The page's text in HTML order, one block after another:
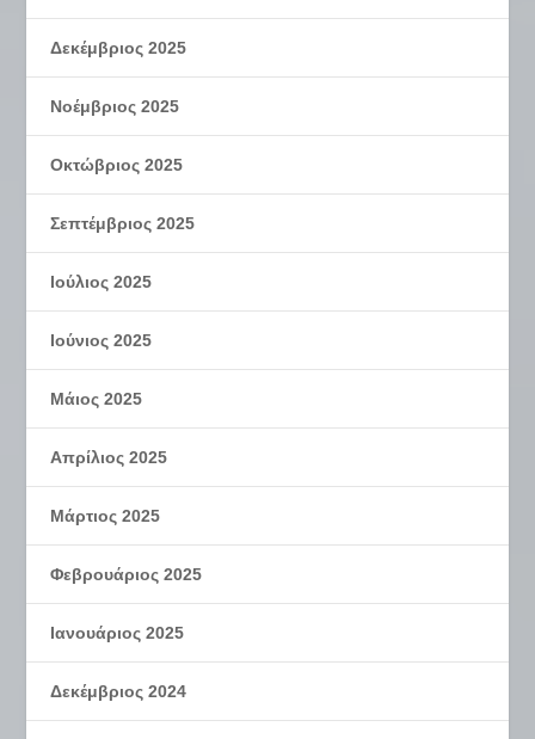
Δεκέμβριος 2025
Νοέμβριος 2025
Οκτώβριος 2025
Σεπτέμβριος 2025
Ιούλιος 2025
Ιούνιος 2025
Μάιος 2025
Απρίλιος 2025
Μάρτιος 2025
Φεβρουάριος 2025
Ιανουάριος 2025
Δεκέμβριος 2024